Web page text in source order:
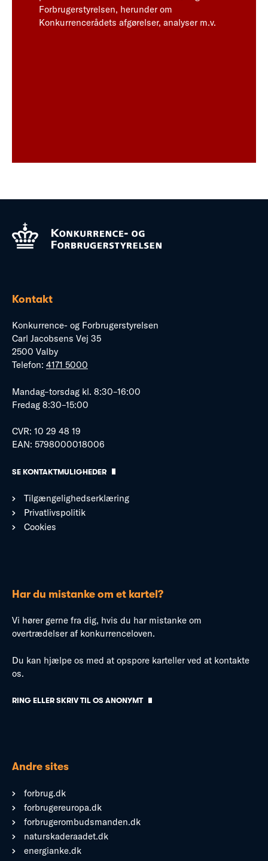
Forbrugerstyrelsen, herunder om
Konkurrencerådets afgørelser, analyser m.v.
Kontakt
Konkurrence- og Forbrugerstyrelsen
Carl Jacobsens Vej 35
2500 Valby
Telefon: 4171 5000
Mandag–torsdag kl. 8:30–16:00
Fredag 8:30–15:00
CVR: 10 29 48 19
EAN: 5798000018006
SE KONTAKTMULIGHEDER
Tilgængelighedserklæring
Privatlivspolitik
Cookies
Har du mistanke om et kartel?
Vi hører gerne fra dig, hvis du har mistanke om
overtrædelser af konkurrenceloven.
Du kan hjælpe os med at opspore karteller ved at kontakte
os.
RING ELLER SKRIV TIL OS ANONYMT
Andre sites
forbrug.dk
forbrugereuropa.dk
forbrugerombudsmanden.dk
naturskaderaadet.dk
energianke.dk